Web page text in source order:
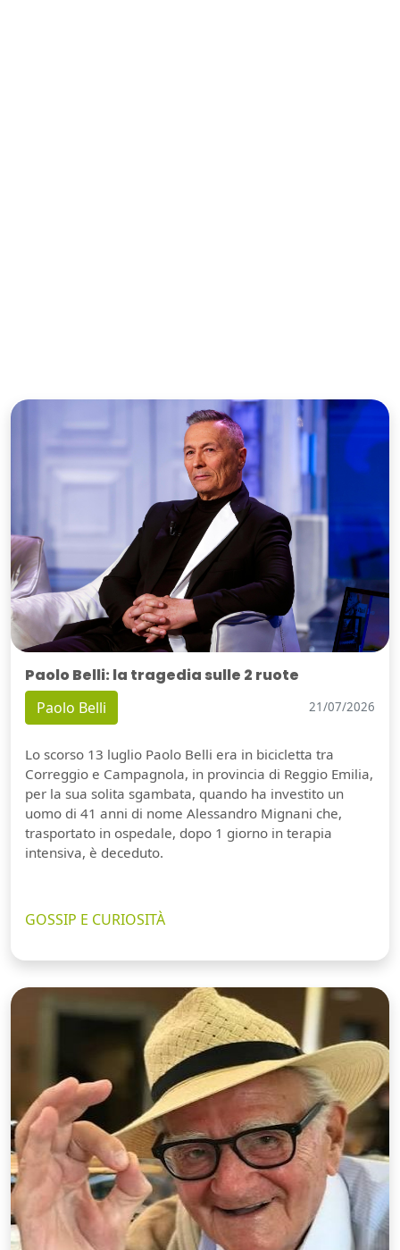
Paolo Belli: la tragedia sulle 2 ruote
Paolo Belli 21/07/2026
Lo scorso 13 luglio Paolo Belli era in bicicletta tra
Correggio e Campagnola, in provincia di Reggio Emilia,
per la sua solita sgambata, quando ha investito un
uomo di 41 anni di nome Alessandro Mignani che,
trasportato in ospedale, dopo 1 giorno in terapia
intensiva, è deceduto.
GOSSIP E CURIOSITÀ